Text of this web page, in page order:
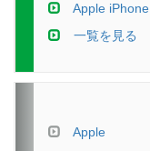
Apple iPhone
一覧を見る
Apple